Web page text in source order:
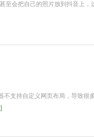
会把自己的照片放到抖音上，
支持自定义网页布局，导致很